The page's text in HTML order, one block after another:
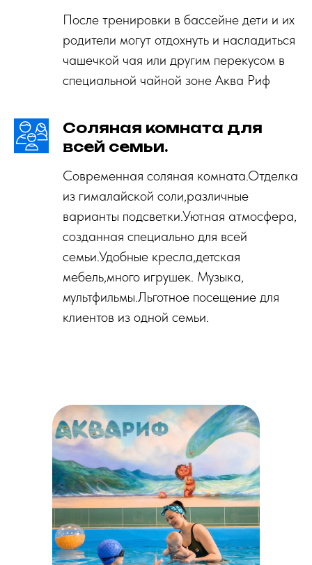
После тренировки в бассейне дети и их
родители могут отдохнуть и насладиться
чашечкой чая или другим перекусом в
специальной чайной зоне Аква Риф
Соляная комната для
всей семьи.
Современная соляная комната.Отделка
из гималайской соли,различные
варианты подсветки.Уютная атмосфера,
созданная специально для всей
семьи.Удобные кресла,детская
мебель,много игрушек. Музыка,
мультфильмы.Льготное посещение для
клиентов из одной семьи.